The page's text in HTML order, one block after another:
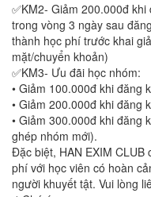
✅KM2- Giảm 200.000đ
trong vòng 3 ngày sau
thành học phí trước khai
mặt/chuyển khoản)
✅KM3- Ưu đãi học nhóm:
• Giảm 100.000đ khi đăng
• Giảm 200.000đ khi đăng
• Giảm 300.000đ khi đăng
ghép nhóm mới).
Đặc biệt, HAN EXIM
phí với học viên có hoàn
người khuyết tật. Vui lòng